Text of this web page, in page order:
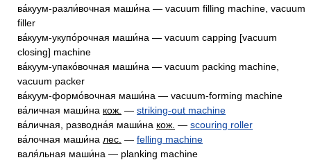
ва́куум-разли́вочная маши́на — vacuum filling machine, vacuum
filler
ва́куум-укупо́рочная маши́на — vacuum capping [vacuum
closing] machine
ва́куум-упако́вочная маши́на — vacuum packing machine,
vacuum packer
ва́куум-формо́вочная маши́на — vacuum-forming machine
ва́личная маши́на кож. — striking-out machine
ва́личная, разводна́я маши́на кож. — scouring roller
ва́лочная маши́на лес. — felling machine
валя́льная маши́на — planking machine